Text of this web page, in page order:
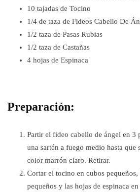
10 tajadas de Tocino
1/4 de taza de Fideos Cabello De
1/2 taza de Pasas Rubias
1/2 taza de Castañas
4 hojas de Espinaca
Preparación:
Partir el fideo cabello de ángel en 3
una sartén a fuego medio hasta que
color marrón claro. Retirar.
Cortar el tocino en cubos pequeños,
pequeños y las hojas de espinaca